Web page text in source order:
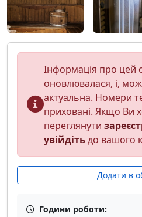
Інформація про цей
оновлювалася, і,
актуальна. Номери
приховані. Якщо Ви
переглянути
увійдітьдо вашого
Додати в
Години роботи: